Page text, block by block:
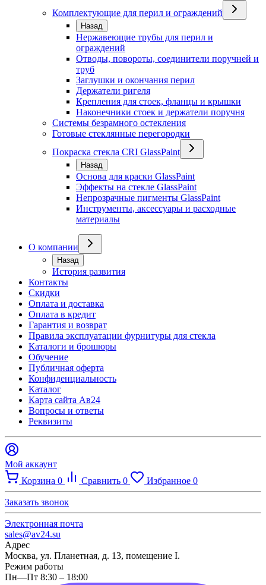
Комплектующие для перил и ограждений
Назад
Нержавеющие трубы для перил и
ограждений
Отводы, повороты, соединители поручней и
труб
Заглушки и окончания перил
Держатели ригеля
Крепления для стоек, фланцы и крышки
Наконечники стоек и держатели поручня
Системы безрамного остекления
Готовые стеклянные перегородки
Покраска стекла CRI GlassPaint
Назад
Основа для краски GlassPaint
Эффекты на стекле GlassPaint
Непрозрачные пигменты GlassPaint
Инструменты, аксессуары и расходные
материалы
О компании
Назад
История развития
Контакты
Скидки
Оплата и доставка
Оплата в кредит
Гарантия и возврат
Правила эксплуатации фурнитуры для стекла
Каталоги и брошюры
Обучение
Публичная оферта
Конфиденциальность
Каталог
Карта сайта Ав24
Вопросы и ответы
Реквизиты
Мой аккаунт
Корзина 0 Сравнить 0 Избранное 0
Заказать звонок
Электронная почта
sales@av24.su
Адрес
Москва, ул. Планетная, д. 13, помещение I.
Режим работы
Пн—Пт 8:30 – 18:00